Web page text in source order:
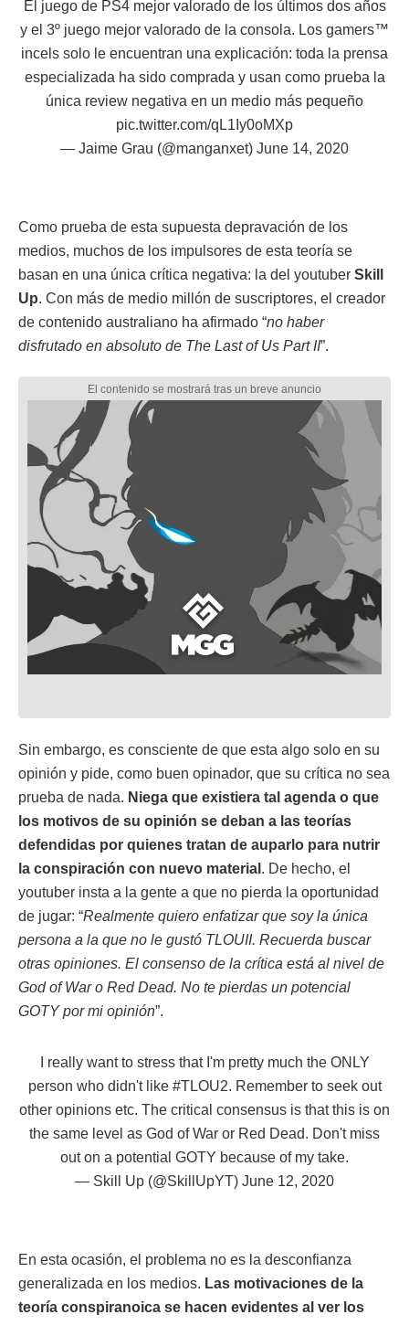
El juego de PS4 mejor valorado de los últimos dos años
y el 3º juego mejor valorado de la consola. Los gamers™
incels solo le encuentran una explicación: toda la prensa
especializada ha sido comprada y usan como prueba la
única review negativa en un medio más pequeño
pic.twitter.com/qL1Iy0oMXp
— Jaime Grau (@manganxet) June 14, 2020
Como prueba de esta supuesta depravación de los
medios, muchos de los impulsores de esta teoría se
basan en una única crítica negativa: la del youtuber Skill
Up. Con más de medio millón de suscriptores, el creador
de contenido australiano ha afirmado “no haber
disfrutado en absoluto de The Last of Us Part II”.
Sin embargo, es consciente de que esta algo solo en su
opinión y pide, como buen opinador, que su crítica no sea
prueba de nada. Niega que existiera tal agenda o que
los motivos de su opinión se deban a las teorías
defendidas por quienes tratan de auparlo para nutrir
la conspiración con nuevo material . De hecho, el
youtuber insta a la gente a que no pierda la oportunidad
de jugar: “Realmente quiero enfatizar que soy la única
persona a la que no le gustó TLOUII. Recuerda buscar
otras opiniones. El consenso de la crítica está al nivel de
God of War o Red Dead. No te pierdas un potencial
GOTY por mi opinión”.
I really want to stress that I'm pretty much the ONLY
person who didn't like #TLOU2. Remember to seek out
other opinions etc. The critical consensus is that this is on
the same level as God of War or Red Dead. Don't miss
out on a potential GOTY because of my take.
— Skill Up (@SkillUpYT) June 12, 2020
En esta ocasión, el problema no es la desconfianza
generalizada en los medios. Las motivaciones de la
teoría conspiranoica se hacen evidentes al ver los